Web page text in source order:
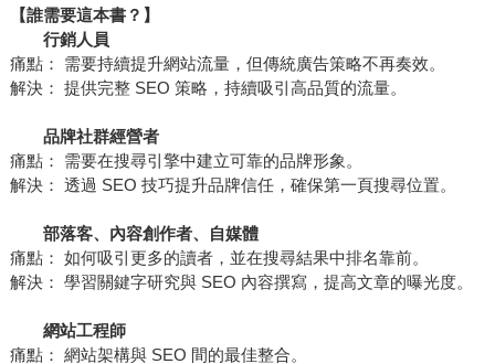
【誰需要這本書？】
行銷人員
痛點： 需要持續提升網站流量，但傳統廣告策略不再奏效。
解決： 提供完整 SEO 策略，持續吸引高品質的流量。
品牌社群經營者
痛點： 需要在搜尋引擎中建立可靠的品牌形象。
解決： 透過 SEO 技巧提升品牌信任，確保第一頁搜尋位置。
部落客、內容創作者、自媒體
痛點： 如何吸引更多的讀者，並在搜尋結果中排名靠前。
解決： 學習關鍵字研究與 SEO 內容撰寫，提高文章的曝光度。
網站工程師
痛點： 網站架構與 SEO 間的最佳整合。